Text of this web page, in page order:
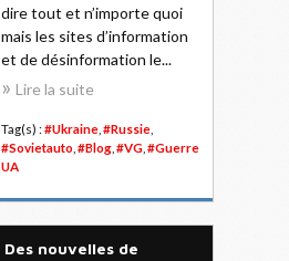
dire tout et n’importe quoi
mais les sites d’information
et de désinformation le...
Lire la suite
Tag(s) : #Ukraine #Russie
#Sovietauto #Blog #VG #Guerre
UA
Des nouvelles de